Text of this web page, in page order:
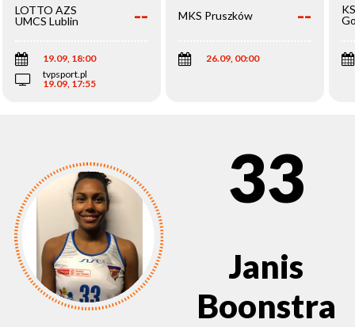
LOTTO AZS
UMCS Lublin
--
19.09, 18:00
tvpsport.pl
19.09, 17:55
MKS Pruszków --
26.09, 00:00
33
Janis
Boonstra